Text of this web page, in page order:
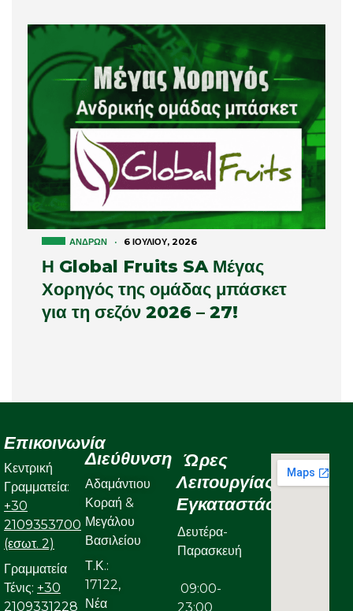
ΑΝΔΡΏΝ · 6 ΙΟΥΛΊΟΥ, 2026
Η Global Fruits SA Μέγας
Χορηγός της ομάδας μπάσκετ
για τη σεζόν 2026 – 27!
Επικοινωνία
Κεντρική
Γραμματεία:
+30
2109353700
(εσωτ. 2)
Γραμματεία
Τένις: +30
2109331228
Διεύθυνση
Αδαμάντιου
Κοραή &
Μεγάλου
Βασιλείου
Τ.Κ.:
17122,
Νέα
Ώρες
Λειτουργίας
Εγκαταστάσεων
Δευτέρα-
Παρασκευή
09:00-
23:00